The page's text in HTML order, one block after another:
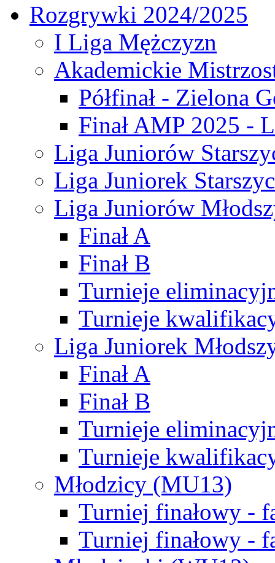
Rozgrywki 2024/2025
I Liga Mężczyzn
Akademickie
Półfinał - Zielona
Finał AMP 2025 -
Liga Juniorów
Liga Juniorek
Liga Juniorów
Finał A
Finał B
Turnieje
Turnieje
Liga Juniorek
Finał A
Finał B
Turnieje
Turnieje
Młodzicy (MU13)
Turniej finałowy -
Turniej finałowy -